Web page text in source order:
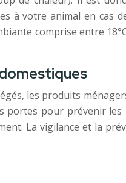
à votre animal en cas
comprise entre
les produits
pour prévenir
La vigilance et la